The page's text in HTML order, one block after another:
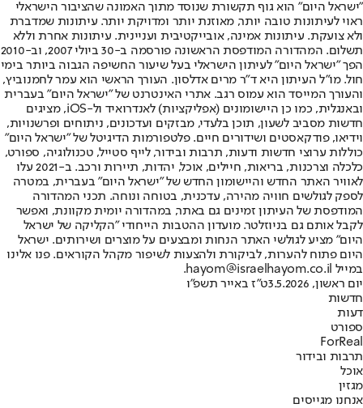
"ישראל היום" הוא גוף תקשורת שנוסד מתוך האמונה שהציבור הישראלי
ראוי לעיתונות טובה יותר, מאוזנת יותר ומדויקת יותר. עיתונות שמדברת
ולא צועקת. עיתונות אמינה, אובייקטיבית ועניינית. עיתונות אחרת וללא
תשלום. המהדורה המודפסת הראשונה פורסמה ב-30 ביולי 2007, וב-2010
הפך "ישראל היום" לעיתון הישראלי בעל שיעור החשיפה הגבוה ביותר בימי
חול. מו"ל העיתון היא ד"ר מרים אדלסון. העורך הראשי הוא עמר לחמנוביץ,
והעורך המייסד הוא עמוס רגב. אתרי האינטרנט של "ישראל היום" בעברית
ובאנגלית, כמו כן היישומונים (אפליקציות) לאנדרואיד ול-iOS, מציגים
חדשות מסביב לשעון, תוכן בלעדי, מבזקים ועדכונים, ניתוחים ופרשנויות,
וידיאו, פודקאסטים ושידורים חיים. פלטפורמות הדיגיטל של "ישראל היום"
כוללות ערוצי חדשות ודעות, תרבות ובידור, לייף סטייל, טכנולוגיה, ספורט,
כלכלה וצרכנות, בריאות, חיילים, אוכל, יהדות, תיירות ורכב. ב-2021 עלו
לאוויר האתר החדש והיישומון החדש של "ישראל היום" בעברית, במטרה
לספק לגולשים חוויה מהירה, עדכנית, בטוחה ונוחה. תכני המהדורה
המודפסת של העיתון זמינים גם באתר, במהדורה יומית מקוונת, ואפשר
לקבל אותם גם בניוזלטר. מועדון ההטבות הייחודי "הקליקה של ישראל
היום" מציע לגולשי האתר הנחות ומבצעים על מוצרים ושירותים. ישראל
היום פתוח להערות, לביקורת ולהצעות לשיפור מקהל הקוראים. פנו אלינו
במייל hayom@israelhayom.co.il.
יום ראשון, 3.5.2026
ט"ז באייר תשפ"ו
חדשות
דעות
ספורט
ForReal
תרבות ובידור
אוכל
מגזין
אנחנו מגייסים